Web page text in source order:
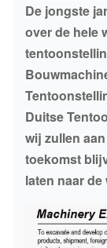
De jongste
over de hele
Duitse
wij zullen
toekomst
laten naar